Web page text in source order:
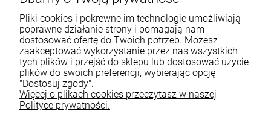
kontrastowość – może ona być stała lub
zmienna zależna od widma światła
naświetlającego. Papiery stałogradacyjne
produkowane są w różnych stopniach gradacji
(od miękkich do bardzo kontrastowych).
Ponadto produkuje się papiery o różnych
formach powierzchni, np. błyszczące, matowe,
półmatowe, jedwabiste itp. Między innymi na
Pliki cookies i pokrewne im technologie umożliwiają
poprawne działanie strony i pomagają nam
dostosować ofertę do Twoich potrzeb. Możesz
zaakceptować wykorzystanie przez nas wszystkich
tych plików i przejść do sklepu lub dostosować użycie
plików do swoich preferencji, wybierając opcję
"Dostosuj zgody".
Więcej o plikach cookies przeczytasz w naszej
Polityce prywatności.